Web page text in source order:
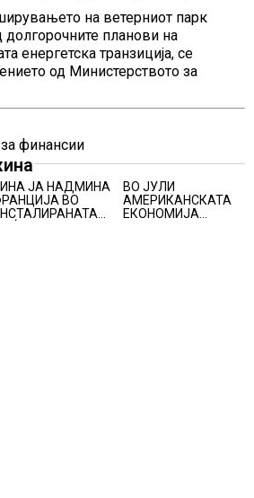
на ветерниот парк
долгорочните планови на
енергетска транзиција, се
од Министерството за
финансии
ЈА НАДМИНА
ВО
ВО ЈУЛИ
АМЕРИКАНСКАТА
ЕКОНОМИЈА